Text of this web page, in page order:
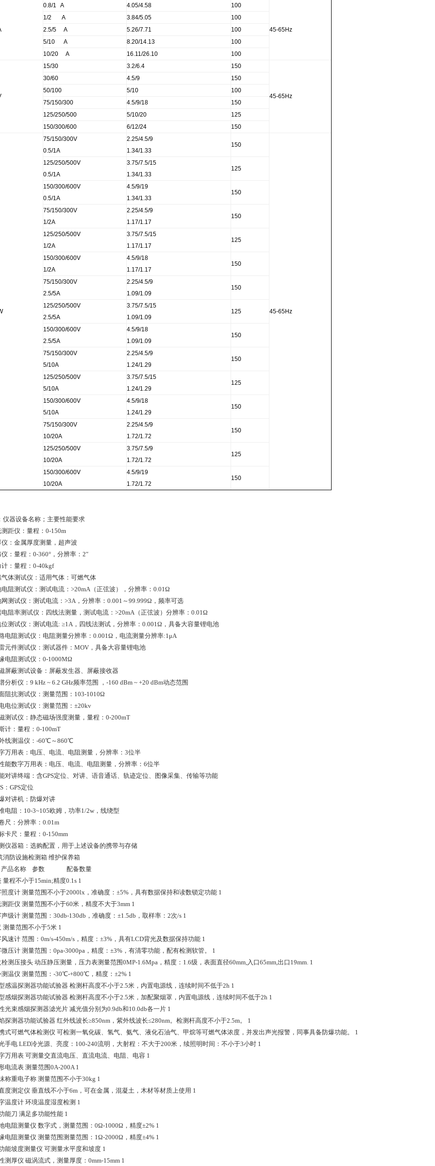
0.8/1 A 4.05/4.58 100
45-65Hz
1/2 A 3.84/5.05
100
2.5/5 A 5.26/7.71
100
5/10 A 8.20/14.13
100
10/20 A 16.11/26.10 100
15/30 3.2/6.4 150
45-65Hz
30/60 4.5/9
150
50/100
5/10
100
75/150/300
4.5/9/18
150
125/250/500
5/10/20
125
150/300/600
6/12/24 150
75/150/300V
0.5/1A
2.25/4.5/9
1.34/1.33
150
45-65Hz
125/250/500V
0.5/1A
3.75/7.5/15
1.34/1.33
125
150/300/600V
0.5/1A
4.5/9/19
1.34/1.33
150
75/150/300V
1/2A
2.25/4.5/9
1.17/1.17
150
125/250/500V
1/2A
3.75/7.5/15
1.17/1.17
125
150/300/600V
1/2A
4.5/9/18
1.17/1.17
150
75/150/300V
2.5/5A
2.25/4.5/9
1.09/1.09
150
125/250/500V
2.5/5A
3.75/7.5/15
1.09/1.09
125
150/300/600V
2.5/5A
4.5/9/18
1.09/1.09
150
75/150/300V
5/10A
2.25/4.5/9
1.24/1.29
150
125/250/500V
5/10A
3.75/7.5/15
1.24/1.29
125
150/300/600V
5/10A
4.5/9/18
1.24/1.29
150
75/150/300V
10/20A
2.25/4.5/9
1.72/1.72
150
125/250/500V
10/20A
3.75/7.5/9
1.72/1.72
125
150/300/600V
10/20A
4.5/9/19
1.72/1.72
150
仪器设备名称；主要性能要求
测距仪：量程：0-150m
仪：金属厚度测量，超声波
：量程：0-360°，分辨率：2″
计：量程：0-40kgf
气体测试仪：适用气体：可燃气体
电阻测试仪：测试电流：>20mA（正弦波），分辨率：0.01Ω
网测试仪：测试电流：>3A，分辨率：0.001～99.999Ω，频率可选
电阻率测试仪：四线法测量，测试电流：>20mA（正弦波）分辨率：0.01Ω
位测试仪：测试电流: ≥1A，四线法测试，分辨率：0.001Ω，具备大容量锂电池
电阻测试仪：电阻测量分辨率：0.001Ω，电流测量分辨率:1μA
元件测试仪：测试器件：MOV，具备大容量锂电池
电阻测试仪：0-1000MΩ
屏蔽测试设备：屏蔽发生器、屏蔽接收器
分析仪：9 kHz ~ 6.2 GHz频率范围 ，-160 dBm ~ +20 dBm动态范围
阻抗测试仪：测量范围：103-1010Ω
电位测试仪：测量范围：±20kv
测试仪：静态磁场强度测量，量程：0-200mT
计：量程：0-100mT
线测温仪：-60℃～860℃
万用表：电压、电流、电阻测量，分辨率：3位半
能数字万用表：电压、电流、电阻测量，分辨率：6位半
对讲终端：含GPS定位、对讲、语音通话、轨迹定位、图像采集、传输等功能
：GPS定位
对讲机：防爆对讲
电阻：10-3~105欧姆，功率1/2w，线绕型
尺：分辨率：0.01m
卡尺：量程：0-150mm
仪器箱：选购配置，用于上述设备的携带与存储
消防设施检测箱 维护保养箱
产品名称 参数 配备数量
量程不小于15min;精度0.1s 1
照度计 测量范围不小于2000lx，准确度：±5%，具有数据保持和读数锁定功能 1
测距仪 测量范围不小于60米，精度不大于3mm 1
声级计 测量范围：30db-130db，准确度：±1.5db，取样率：2次/s 1
测量范围不小于5米 1
风速计 范围：0m/s-450m/s，精度：±3%，具有LCD背光及数据保持功能 1
微压计 测量范围：0pa-3000pa，精度：±3%，有清零功能，配有检测软管。 1
栓测压接头 动压静压测量，压力表测量范围0MP-1.6Mpa，精度：1.6级，表面直径60mm,入口65mm,出口19mm. 1
测温仪 测量范围：-30℃-+800℃，精度：±2% 1
感温探测器功能试验器 检测杆高度不小于2.5米，内置电源线，连续时间不低于2h 1
感烟探测器功能试验器 检测杆高度不小于2.5米，加配聚烟罩，内置电源线，连续时间不低于2h 1
光束感烟探测器滤光片 减光值分别为0.9db和10.0db各一片 1
探测器功能试验器 红外线波长≥850nm，紫外线波长≤280nm。检测杆高度不小于2.5m。 1
式可燃气体检测仪 可检测一氧化碳、氢气、氨气、液化石油气、甲烷等可燃气体浓度，并发出声光报警，同事具备防爆功能。 1
手电 LED冷光源、亮度：100-240流明，大射程：不大于200米，续照明时间：不小于3小时 1
万用表 可测量交直流电压、直流电流、电阻、电容 1
电流表 测量范围0A-200A 1
称重电子称 测量范围不小于30kg 1
度测定仪 垂直线不小于6m，可在金属，混凝土，木材等材质上使用 1
温度计 环境温度湿度检测 1
能刀 满足多功能性能 1
电阻测量仪 数字式，测量范围：0Ω-1000Ω，精度±2% 1
电阻测量仪 测量范围测量范围：1Ω-2000Ω，精度±4% 1
能坡度测量仪 可测量水平度和坡度 1
测厚仪 磁涡流式，测量厚度：0mm-15mm 1